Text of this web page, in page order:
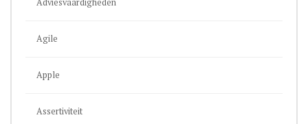
Adviesvaardigheden
Agile
Apple
Assertiviteit